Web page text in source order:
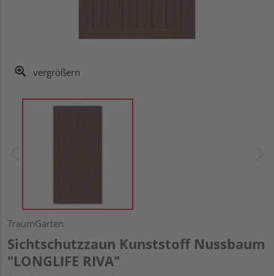
vergrößern
TraumGarten
Sichtschutzzaun Kunststoff Nussbaum
"LONGLIFE RIVA"